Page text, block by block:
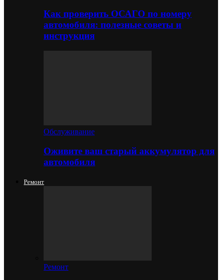
Как проверить ОСАГО по номеру
автомобиля: полезные советы и
инструкция
Обслуживание
Оживите ваш старый аккумулятор для
автомобиля
Ремонт
Ремонт